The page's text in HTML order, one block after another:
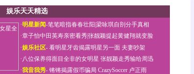
娱乐天天精选
·明星新闻-笔笔暗指春春壮阳 梁咏琪自剖分手真相
·章子怡中田英寿亲密看秀张靓颖提起黄健翔就变脸
·娱乐社区- 看明星牙齿揭露明星另一面 夫妻吵架
·八位保养得面目全非的女明星 张靓颖走秀输给周迅
·我音我秀- 锵锵揭露假币骗局 CrazySoccer 卢正雨